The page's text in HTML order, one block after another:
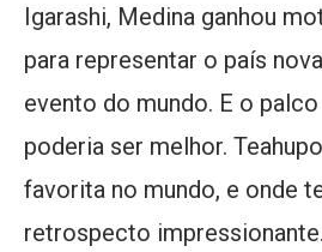
Igarashi, Medina ganhou
para representar o país
evento do mundo. E o
poderia ser melhor.
favorita no mundo, e onde
retrospecto